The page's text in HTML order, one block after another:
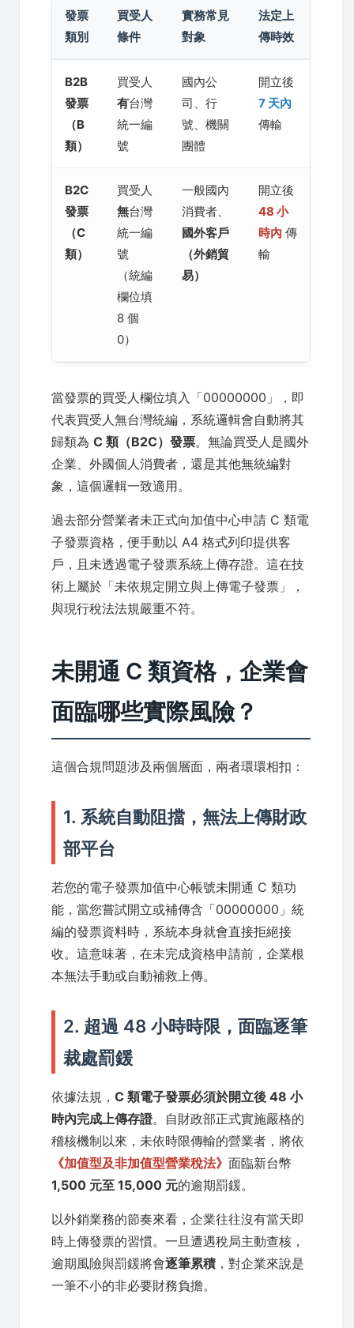
發票
類別
買受人
條件
實務常見
對象
法定上
傳時效
B2B
發票
（B
類）
買受人
有台灣
統一編
號
國內公
司、行
號、機關
團體
開立後
7 天內
傳輸
B2C
發票
（C
類）
買受人
無台灣
統一編
號
（統編
欄位填
8 個
0）
一般國內
消費者、
國外客戶
（外銷貿
易）
開立後
48 小
時內 傳
輸
當發票的買受人欄位填入「00000000」，即
代表買受人無台灣統編，系統邏輯會自動將其
歸類為 C 類（B2C）發票。無論買受人是國外
企業、外國個人消費者，還是其他無統編對
象，這個邏輯一致適用。
過去部分營業者未正式向加值中心申請 C 類電
子發票資格，便手動以 A4 格式列印提供客
戶，且未透過電子發票系統上傳存證。這在技
術上屬於「未依規定開立與上傳電子發票」，
與現行稅法法規嚴重不符。
未開通 C 類資格，企業會
面臨哪些實際風險？
這個合規問題涉及兩個層面，兩者環環相扣：
1. 系統自動阻擋，無法上傳財政
部平台
若您的電子發票加值中心帳號未開通 C 類功
能，當您嘗試開立或補傳含「00000000」統
編的發票資料時，系統本身就會直接拒絕接
收。這意味著，在未完成資格申請前，企業根
本無法手動或自動補救上傳。
2. 超過 48 小時時限，面臨逐筆
裁處罰鍰
依據法規， C 類電子發票必須於開立後 48 小
時內完成上傳存證。自財政部正式實施嚴格的
稽核機制以來，未依時限傳輸的營業者，將依
《加值型及非加值型營業稅法》 面臨新台幣
1,500 元至 15,000 元的逾期罰鍰。
以外銷業務的節奏來看，企業往往沒有當天即
時上傳發票的習慣。一旦遭遇稅局主動查核，
逾期風險與罰鍰將會逐筆累積 ，對企業來說是
一筆不小的非必要財務負擔。